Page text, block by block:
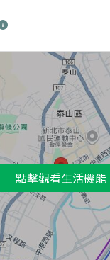
點擊觀看生活機能